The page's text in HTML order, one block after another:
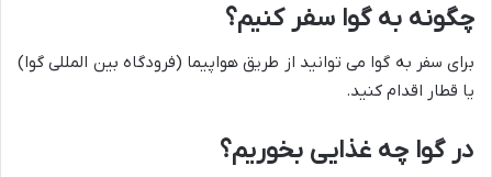
چگونه به گوا سفر کنیم؟
برای سفر به گوا می توانید از طریق هواپیما (فرودگاه بین المللی گوا)
یا قطار اقدام کنید.
در گوا چه غذایی بخوریم؟